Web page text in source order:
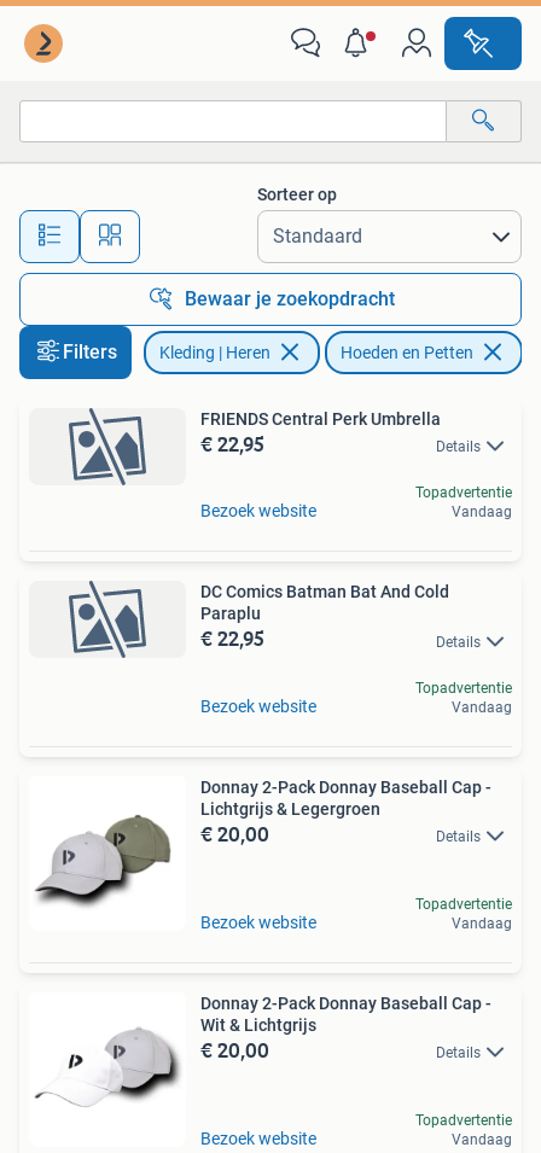
Alle afstanden…
Sorteer op
Bewaar je zoekopdracht
Filters Kleding | Heren Hoeden en Petten
FRIENDS Central Perk Umbrella
€ 22,95 Details
Bezoek website
Topadvertentie
Vandaag
DC Comics Batman Bat And Cold
Paraplu
€ 22,95 Details
Bezoek website
Topadvertentie
Vandaag
Donnay 2-Pack Donnay Baseball Cap -
Lichtgrijs & Legergroen
€ 20,00 Details
Bezoek website
Topadvertentie
Vandaag
Donnay 2-Pack Donnay Baseball Cap -
Wit & Lichtgrijs
€ 20,00 Details
Bezoek website
Topadvertentie
Vandaag